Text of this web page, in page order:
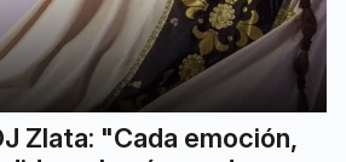
Zlata: "Cada emoción,